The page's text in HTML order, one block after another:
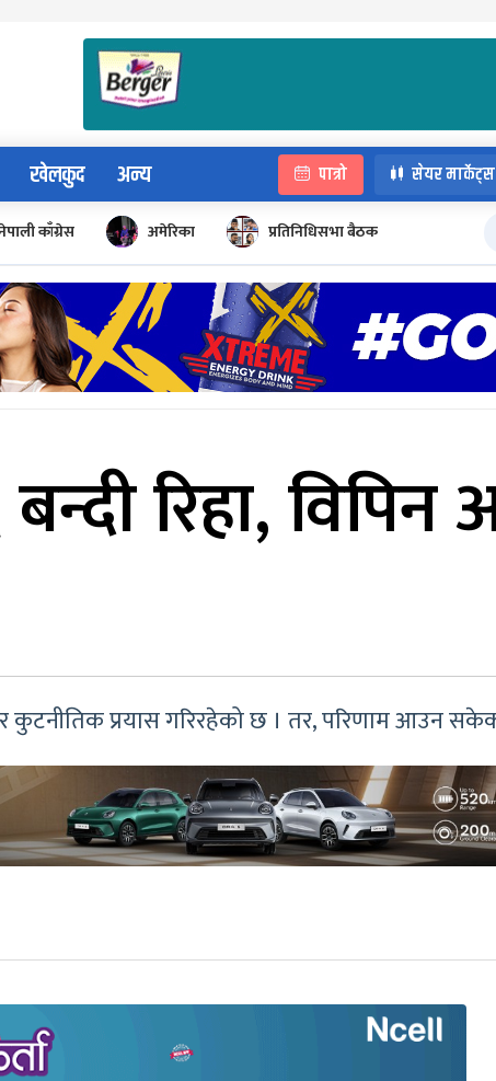
खेलकुद अन्य पात्रो सेयर मार्केट्स
काँग्रेस अमेरिका प्रतिनिधिसभा बैठक
रिहा,
कुटनीतिक प्रयास गरिरहेको छ । तर, परिणाम आउन